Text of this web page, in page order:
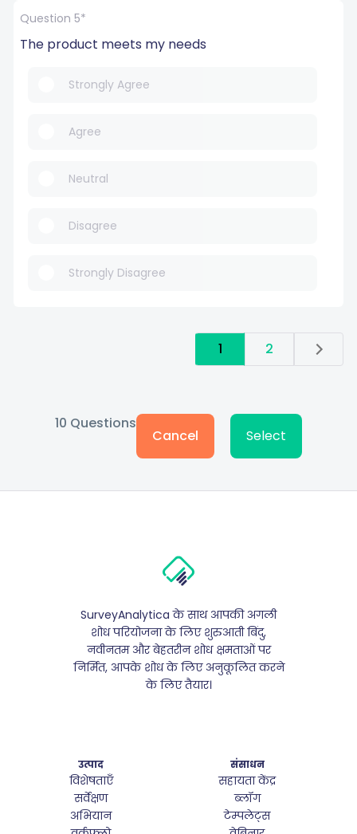
Question 5*
The product meets my needs
Strongly Agree
Agree
Neutral
Disagree
Strongly Disagree
1 2
10 Questions
Cancel Select
SurveyAnalytica के साथ आपकी अगली
शोध परियोजना के लिए शुरुआती बिंदु,
नवीनतम और बेहतरीन शोध क्षमताओं पर
निर्मित, आपके शोध के लिए अनुकूलित करने
के लिए तैयार।
उत्पाद
विशेषताएँ
सर्वेक्षण
अभियान
संसाधन
सहायता केंद्र
ब्लॉग
टेम्पलेट्स